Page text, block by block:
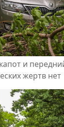
и
жертв нет